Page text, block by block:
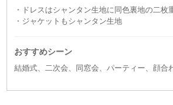
・ドレスはシャンタン生地に同色裏地の二枚
・ジャケットもシャンタン生地
おすすめシーン
結婚式、二次会、同窓会、パーティー、顔合